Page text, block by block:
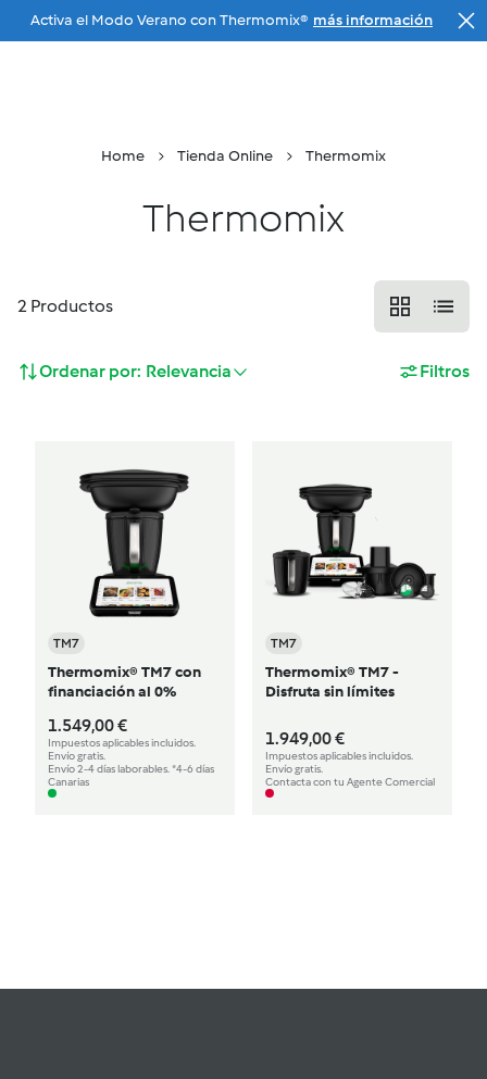
Ir a la navegación principal
Activa el Modo Verano con Thermomix® más información
Home Tienda Online Thermomix
Thermomix
2 Productos
Ordenar por: Relevancia Filtros
TM7
Thermomix® TM7 con
financiación al 0%
1.549,00 €
Impuestos aplicables incluidos.
Envío gratis.
Envío 2-4 días laborables. *4-6 días
Canarias
TM7
Thermomix® TM7 -
Disfruta sin límites
1.949,00 €
Impuestos aplicables incluidos.
Envío gratis.
Contacta con tu Agente Comercial